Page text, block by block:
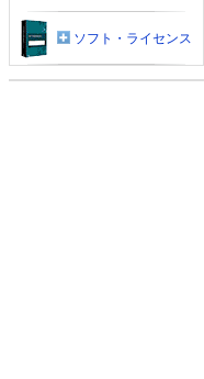
ソフト・ライセンス